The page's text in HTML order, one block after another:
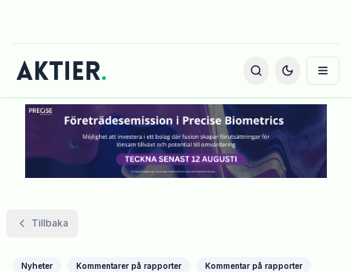
Tillbaka
Nyheter Kommentarer på rapporter
Kommentar på rapporter